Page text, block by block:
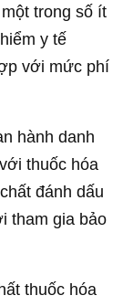
trong số ít
y tế
với mức phí
hành danh
thuốc hóa
đánh dấu
tham gia bảo
thuốc hóa